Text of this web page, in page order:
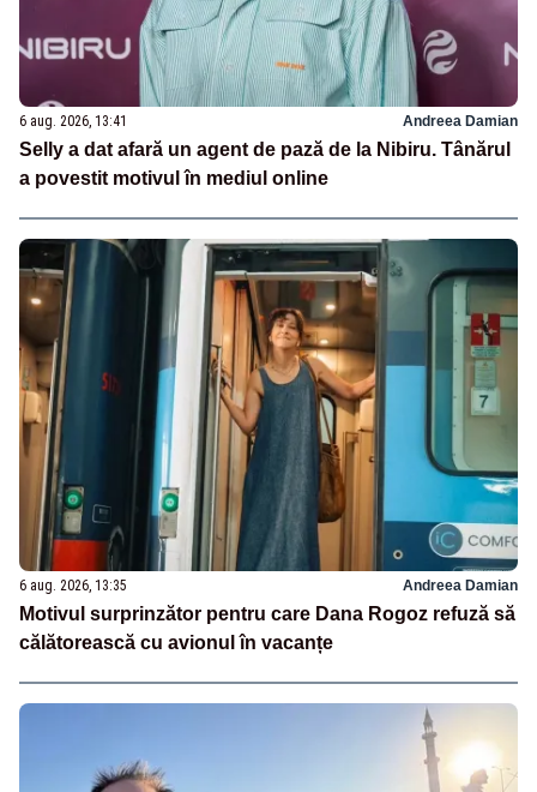
6 aug. 2026, 13:41 Andreea Damian
Selly a dat afară un agent de pază de la Nibiru. Tânărul
a povestit motivul în mediul online
6 aug. 2026, 13:35 Andreea Damian
Motivul surprinzător pentru care Dana Rogoz refuză să
călătorească cu avionul în vacanțe